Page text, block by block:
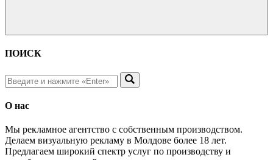
ПОИСК
О нас
Мы рекламное агентство с собственным производством.
Делаем визуальную рекламу в Молдове более 18 лет.
Предлагаем широкий спектр услуг по производству и